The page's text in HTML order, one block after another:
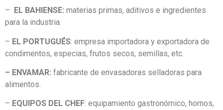
– EL BAHIENSE: materias primas, aditivos e ingredientes
para la industria.
– EL PORTUGUÉS: empresa importadora y exportadora de
condimentos, especias, frutos secos, semillas, etc.
– ENVAMAR: fabricante de envasadoras selladoras para
alimentos.
– EQUIPOS DEL CHEF: equipamiento gastronómico, hornos,